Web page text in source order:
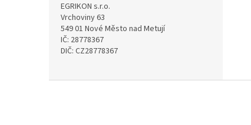
EGRIKON s.r.o.
Vrchoviny 63
549 01 Nové Město nad Metují
IČ: 28778367
DIČ: CZ28778367